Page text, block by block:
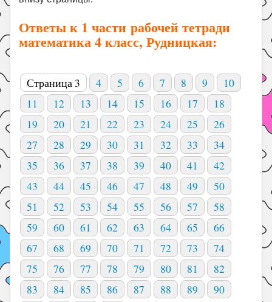
Ответы к 1 части рабочей тетради
математика 4 класс, Рудницкая:
Страница 3 4 5 6 7 8 9
10
11
12 13 14 15 16 17
18
19
20 21 22 23 24 25
26
27
28 29 30 31 32 33
34
35
36 37 38 39 40 41
42
43
44 45 46 47 48 49
50
51
52 53 54 55 56 57
58
59
60 61 62 63 64 65
66
67
68 69 70 71 72 73
74
75
76 77 78 79 80 81
82
83
84 85 86 87 88 89
90